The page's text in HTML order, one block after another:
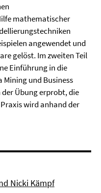
mathematischer
angewendet und
gelöst. Im zweiten Teil
Einführung in die
Mining und Business
Übung erprobt, die
wird anhand der
Nicki Kämpf